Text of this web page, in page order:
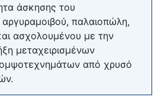
άσκησης του
παλαιοπώλη,
ασχολουμένου με την
μεταχειρισμένων
από χρυσό